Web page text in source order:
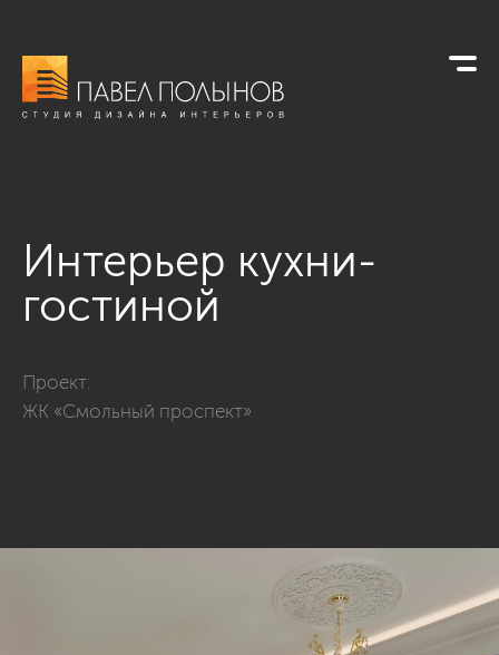
Интерьер кухни-
гостиной
Проект:
ЖК «Смольный проспект»